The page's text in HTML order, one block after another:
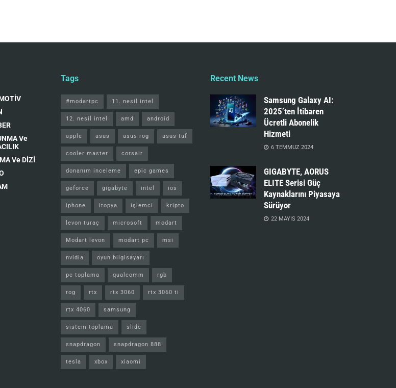
Ve
Ve DİZİ
Tags
#modartpc 11. nesil intel
12. nesil intel amd android
apple asus asus rog asus tuf
cooler master corsair
donanım inceleme epic games
geforce gigabyte intel ios
iphone itopya işlemci kripto
levon turaç microsoft modart
Modart levon modart pc msi
nvidia oyun bilgisayarı
pc toplama qualcomm rgb
rog rtx rtx 3060 rtx 3060 ti
rtx 4060 samsung
sistem toplama slide
snapdragon snapdragon 888
tesla xbox xiaomi
Recent News
Samsung Galaxy AI:
2025’ten İtibaren
Ücretli Abonelik
Hizmeti
6 TEMMUZ 2024
GIGABYTE, AORUS
ELITE Serisi Güç
Kaynaklarını Piyasaya
Sürüyor
22 MAYIS 2024